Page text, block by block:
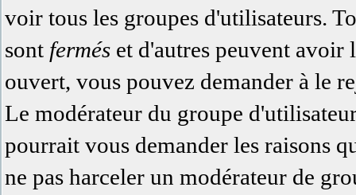
voir tous les groupes d'utilisateurs.
sont fermés et d'autres peuvent
ouvert, vous pouvez demander à le
Le modérateur du groupe
pourrait vous demander les raisons
ne pas harceler un modérateur de